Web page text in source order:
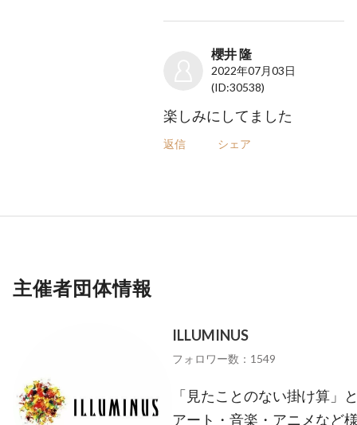
櫻井 隆
2022年07月03日
(ID:30538)
楽しみにしてました
返信 シェア
主催者団体情報
ILLUMINUS
フォロワー数：1549
「見たことのない掛け算」
アート・音楽・アニメなど